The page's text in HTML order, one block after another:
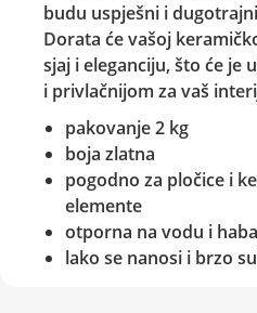
budu uspješni i
Dorata će vašoj
sjaj i eleganciju, što će je
i privlačnijom za vaš
pakovanje 2 kg
boja zlatna
pogodno za pločice i
elemente
otporna na vodu i
lako se nanosi i brzo